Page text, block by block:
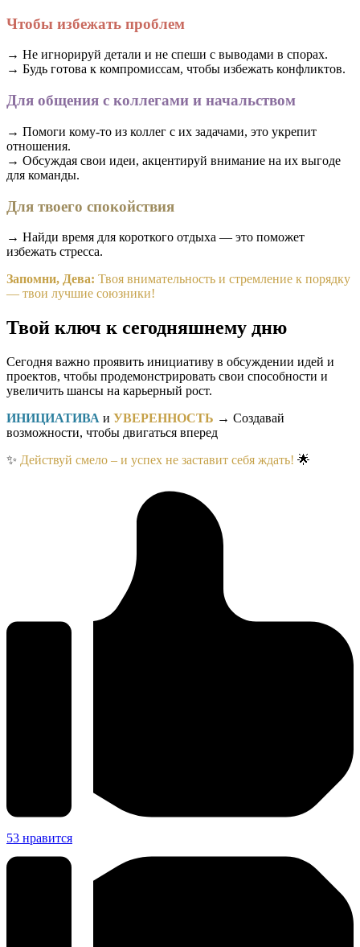
Чтобы избежать проблем
→ Не игнорируй детали и не спеши с выводами в спорах.
→ Будь готова к компромиссам, чтобы избежать конфликтов.
Для общения с коллегами и начальством
→ Помоги кому-то из коллег с их задачами, это укрепит
отношения.
→ Обсуждая свои идеи, акцентируй внимание на их выгоде
для команды.
Для твоего спокойствия
→ Найди время для короткого отдыха — это поможет
избежать стресса.
Запомни, Дева: Твоя внимательность и стремление к порядку
— твои лучшие союзники!
Твой ключ к сегодняшнему дню
Сегодня важно проявить инициативу в обсуждении идей и
проектов, чтобы продемонстрировать свои способности и
увеличить шансы на карьерный рост.
ИНИЦИАТИВА и УВЕРЕННОСТЬ → Создавай
возможности, чтобы двигаться вперед
✨ Действуй смело – и успех не заставит себя ждать! 🌟
53 нравится